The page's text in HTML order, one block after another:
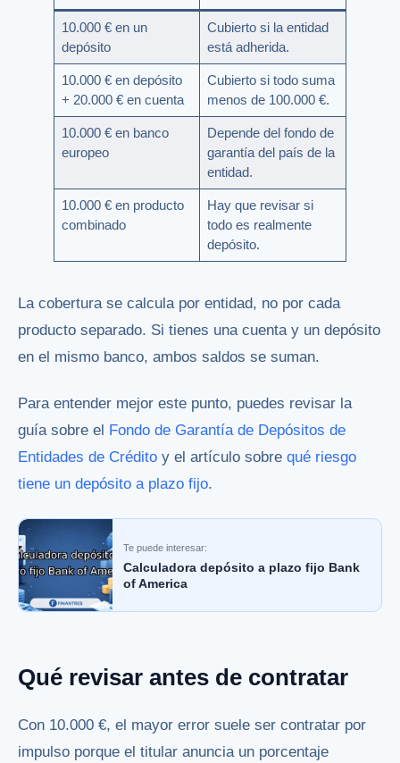
10.000 € en un
depósito
Cubierto si la entidad
está adherida.
10.000 € en depósito
+ 20.000 € en cuenta
Cubierto si todo suma
menos de 100.000 €.
10.000 € en banco
europeo
Depende del fondo de
garantía del país de la
entidad.
10.000 € en producto
combinado
Hay que revisar si
todo es realmente
depósito.
La cobertura se calcula por entidad, no por cada
producto separado. Si tienes una cuenta y un depósito
en el mismo banco, ambos saldos se suman.
Para entender mejor este punto, puedes revisar la
guía sobre el
Fondo de Garantía de Depósitos de
Entidades de Crédito y el artículo sobre qué riesgo
tiene un depósito a plazo fijo.
Te puede interesar:
Calculadora depósito a plazo fijo Bank
of America
Qué revisar antes de contratar
Con 10.000 €, el mayor error suele ser contratar por
impulso porque el titular anuncia un porcentaje